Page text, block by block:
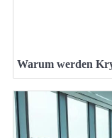
Warum werden